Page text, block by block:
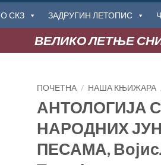
О СКЗ ЗАДРУГИН ЛЕТОПИС
ВЕЛИКО ЛЕТЊЕ
ПОЧЕТНА / НАША КЊИЖАРА
АНТОЛОГИЈА
НАРОДНИХ
ПЕСАМА,